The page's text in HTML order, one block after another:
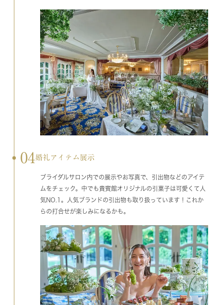
04婚礼アイテム展示
ブライダルサロン内での展示やお写真で、引出物などのアイテ
ムをチェック。中でも貴賓館オリジナルの引菓子は可愛くて人
気NO.1。人気ブランドの引出物も取り扱っています！これか
らの打合せが楽しみになるかも。